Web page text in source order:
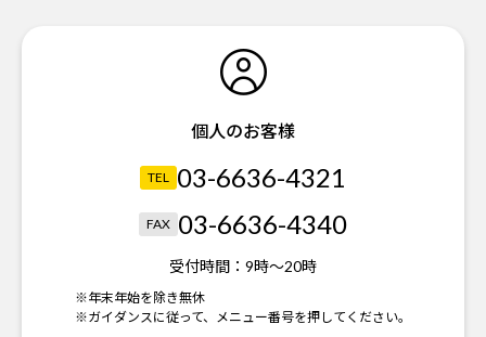
個人のお客様
TEL 03-6636-4321
FAX 03-6636-4340
受付時間： 9時～20時
※年末年始を除き無休
※ガイダンスに従って、メニュー番号を押してください。